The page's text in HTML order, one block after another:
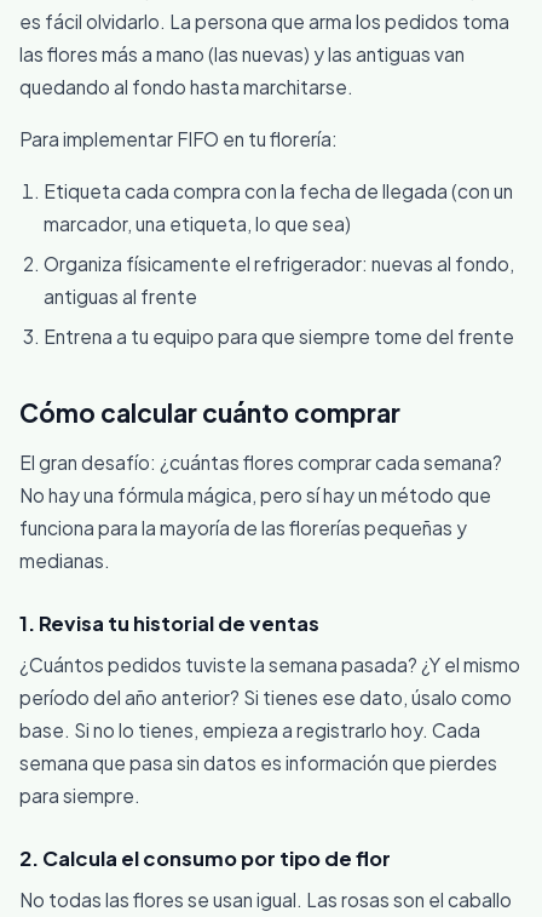
es fácil olvidarlo. La persona que arma los pedidos toma
las flores más a mano (las nuevas) y las antiguas van
quedando al fondo hasta marchitarse.
Para implementar FIFO en tu florería:
Etiqueta cada compra con la fecha de llegada (con un
marcador, una etiqueta, lo que sea)
Organiza físicamente el refrigerador: nuevas al fondo,
antiguas al frente
Entrena a tu equipo para que siempre tome del frente
Cómo calcular cuánto comprar
El gran desafío: ¿cuántas flores comprar cada semana?
No hay una fórmula mágica, pero sí hay un método que
funciona para la mayoría de las florerías pequeñas y
medianas.
1. Revisa tu historial de ventas
¿Cuántos pedidos tuviste la semana pasada? ¿Y el mismo
período del año anterior? Si tienes ese dato, úsalo como
base. Si no lo tienes, empieza a registrarlo hoy. Cada
semana que pasa sin datos es información que pierdes
para siempre.
2. Calcula el consumo por tipo de flor
No todas las flores se usan igual. Las rosas son el caballo